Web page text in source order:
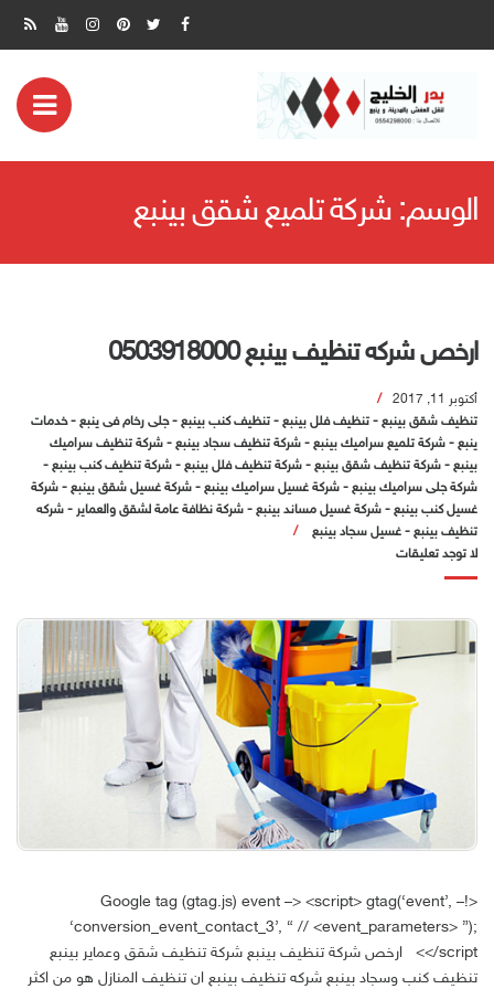
الوسم:شركة تلميع شقق بينبع
ارخص شركه تنظيف بينبع 0503918000
أكتوبر 11, 2017
تنظيف شقق بينبع - تنظيف فلل بينبع - تنظيف كنب بينبع -جلى رخام فى ينبع -خدمات
ينبع - شركة تلميع سراميك بينبع - شركة تنظيف سجاد بينبع - شركة تنظيف سراميك
بينبع - شركة تنظيف شقق بينبع - شركة تنظيف فلل بينبع - شركة تنظيف كنب بينبع -
شركة جلى سراميك بينبع - شركة غسيل سراميك بينبع - شركة غسيل شقق بينبع - شركة
غسيل كنب بينبع - شركة غسيل مساند بينبع - شركة نظافة عامة لشقق والعماير - شركه
تنظيف بينبع - غسيل سجاد بينبع
لا توجد تعليقات
<!– Google tag (gtag.js) event –> <script> gtag(‘event’,
‘conversion_event_contact_3’, { // <event_parameters> });
</script> ارخص شركة تنظيف بينبع شركة تنظيف شقق وعماير بينبع
تنظيف كنب وسجاد بينبع شركه تنظيف بينبع ان تنظيف المنازل هو من اكثر